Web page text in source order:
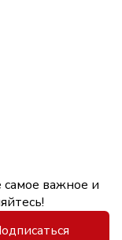
самое важное и